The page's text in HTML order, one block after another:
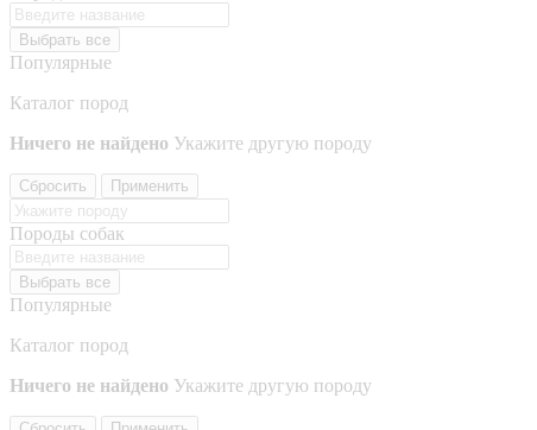
Выбрать все
Популярные
Каталог пород
Ничего не найдено Укажите другую породу
Сбросить Применить
Породы собак
Выбрать все
Популярные
Каталог пород
Ничего не найдено Укажите другую породу